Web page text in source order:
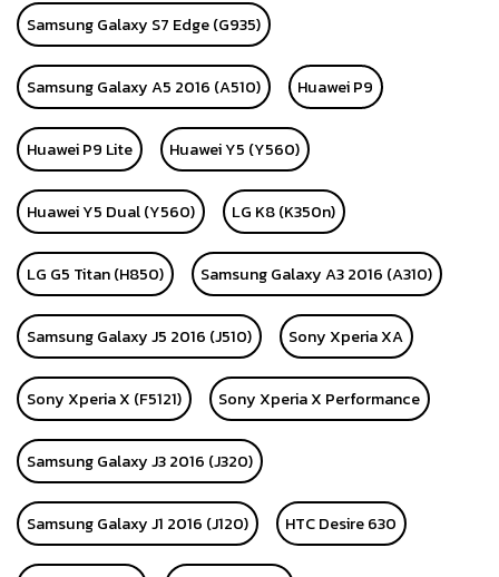
Samsung Galaxy S7 Edge (G935)
Samsung Galaxy A5 2016 (A510) Huawei P9
Huawei P9 Lite Huawei Y5 (Y560)
Huawei Y5 Dual (Y560) LG K8 (K350n)
LG G5 Titan (H850) Samsung Galaxy A3 2016 (A310)
Samsung Galaxy J5 2016 (J510) Sony Xperia XA
Sony Xperia X (F5121) Sony Xperia X Performance
Samsung Galaxy J3 2016 (J320)
Samsung Galaxy J1 2016 (J120) HTC Desire 630